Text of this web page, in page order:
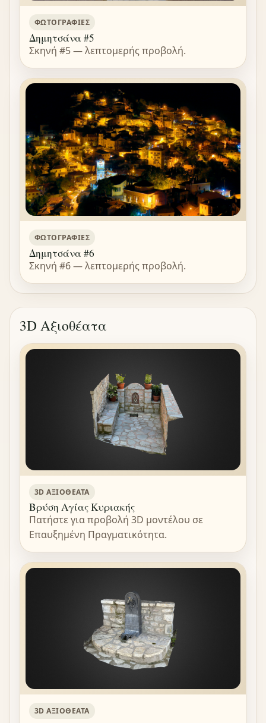
ΦΩΤΟΓΡΑΦΊΕΣ
Δημητσάνα #5
Σκηνή #5 — λεπτομερής προβολή.
ΦΩΤΟΓΡΑΦΊΕΣ
Δημητσάνα #6
Σκηνή #6 — λεπτομερής προβολή.
3D Αξιοθέατα
3D ΑΞΙΟΘΈΑΤΑ
Βρύση Αγίας Κυριακής
Πατήστε για προβολή 3D μοντέλου σε
Επαυξημένη Πραγματικότητα.
3D ΑΞΙΟΘΈΑΤΑ